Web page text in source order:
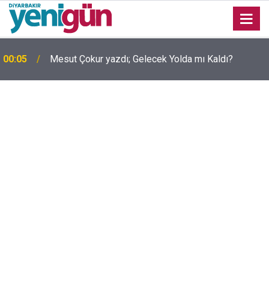
00:05 Mesut Çokur yazdı; Gelecek Yolda mı Kaldı?